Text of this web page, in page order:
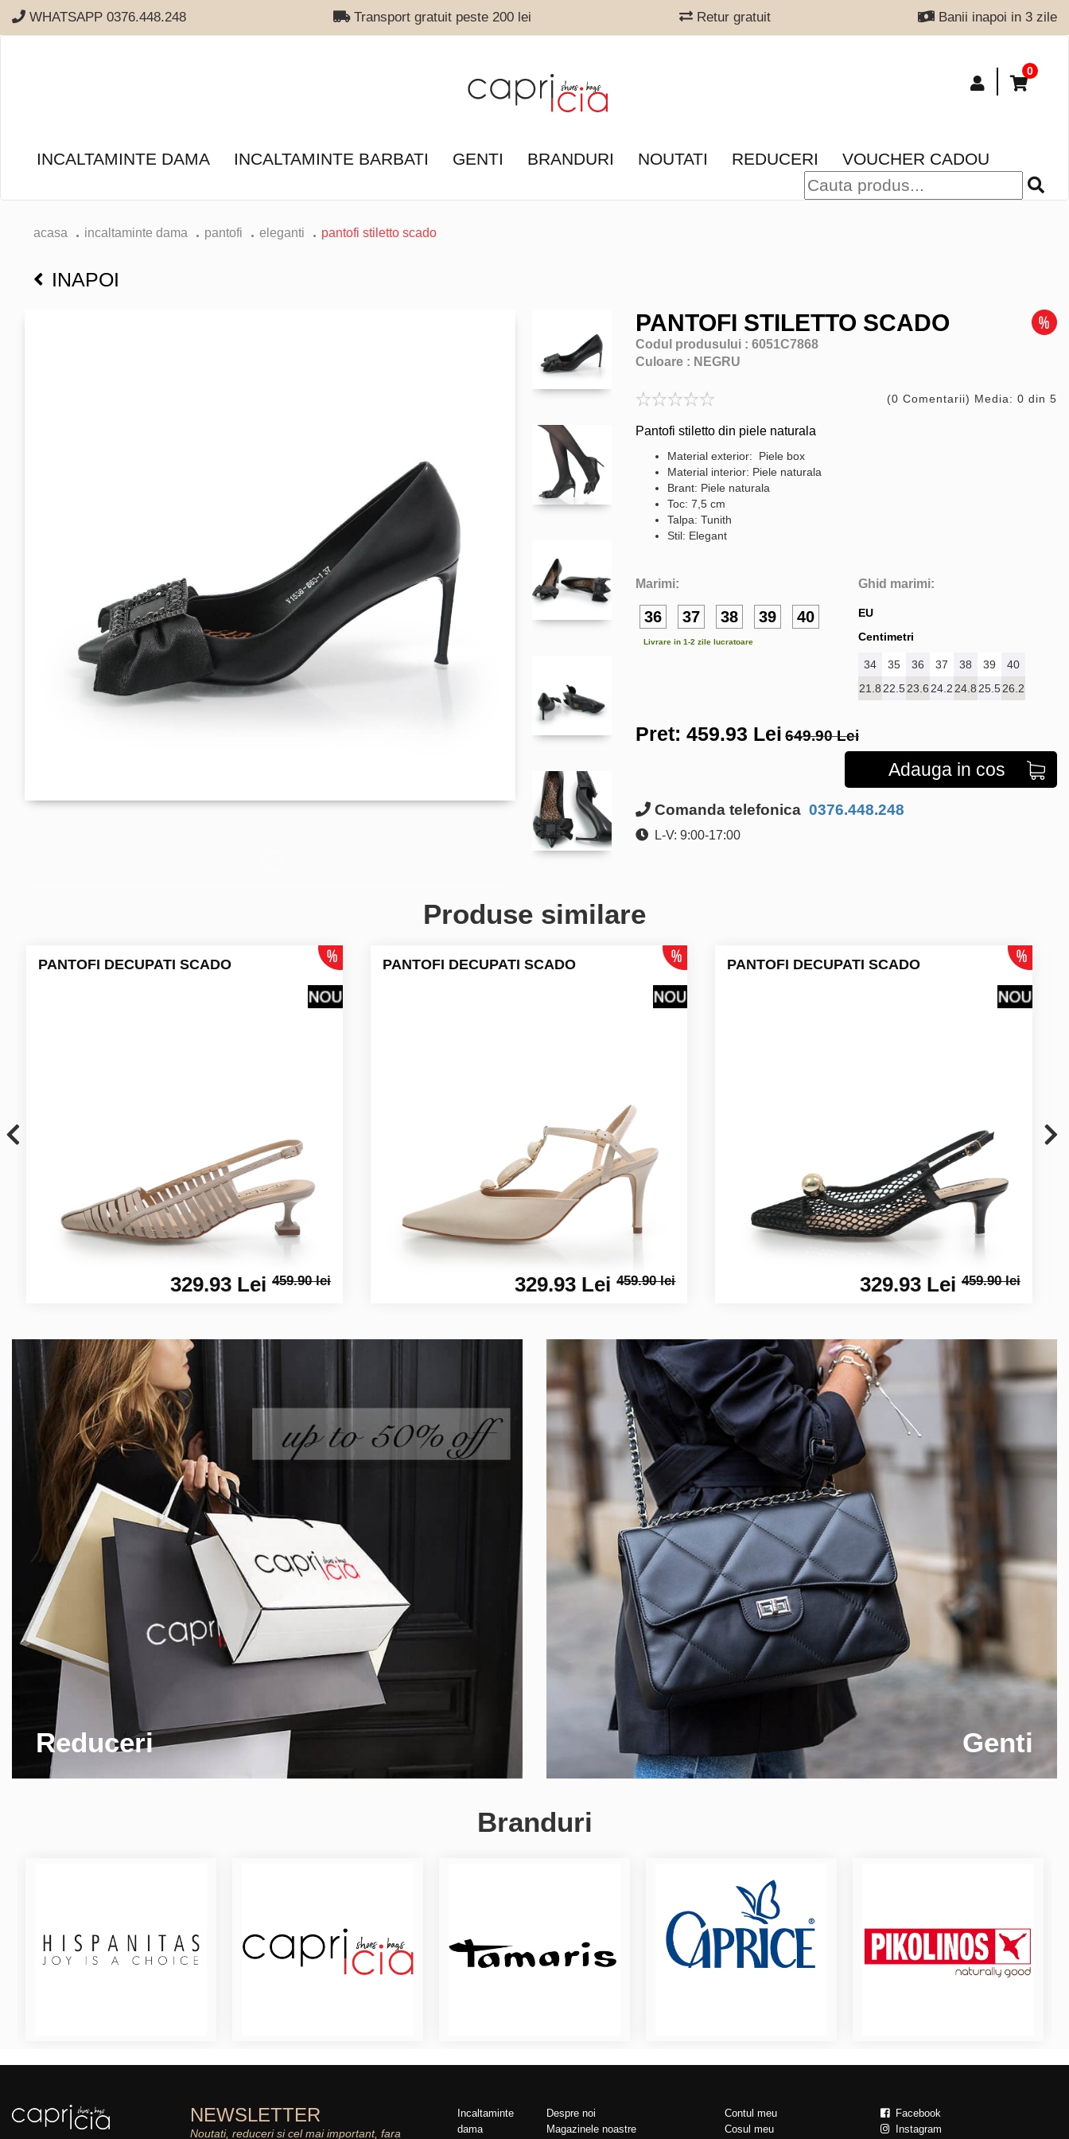
WHATSAPP 0376.448.248 Transport gratuit peste 200 lei Retur gratuit Banii inapoi in 3 zile
0
INCALTAMINTE DAMA INCALTAMINTE BARBATI GENTI BRANDURI NOUTATI REDUCERI VOUCHER CADOU
acasa incaltaminte dama pantofi eleganti pantofi stiletto scado
INAPOI
PANTOFI STILETTO SCADO
Codul produsului : 6051C7868
Culoare : NEGRU
(0 Comentarii) Media: 0 din 5
Pantofi stiletto din piele naturala
Material exterior: Piele box
Material interior: Piele naturala
Brant: Piele naturala
Toc: 7,5 cm
Talpa: Tunith
Stil: Elegant
Marimi:
36 37 38 39 40
Livrare in 1-2 zile lucratoare
Ghid marimi:
EU
Centimetri
34 35 36 37 38 39
40
21.8 22.523.6 24.2 24.8 25.526.2
Pret: 459.93 Lei 649.90 Lei
Adauga in cos
Comanda telefonica 0376.448.248
L-V: 9:00-17:00
Produse similare
PANTOFI DECUPATI SCADO
329.93 Lei459.90 lei
PANTOFI DECUPATI SCADO
329.93 Lei459.90 lei
PANTOFI DECUPATI SCADO
329.93 Lei459.90 lei
Reduceri Genti
Branduri
NEWSLETTER
Noutati, reduceri si cel mai important, fara
Incaltaminte
dama
Despre noi
Magazinele noastre
Contul meu
Cosul meu
Facebook
Instagram